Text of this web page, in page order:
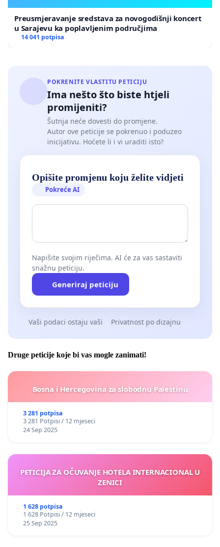
Preusmjeravanje sredstava za novogodišnji koncert
u Sarajevu ka poplavljenim područjima
14 041 potpisa
POKRENITE VLASTITU PETICIJU
Ima nešto što biste htjeli
promijeniti?
Šutnja neće dovesti do promjene.
Autor ove peticije se pokrenuo i poduzeo
inicijativu. Hoćete li i vi uraditi isto?
Opišite promjenu koju želite vidjeti
Pokreće AI
Napišite svojim riječima. AI će za vas sastaviti
snažnu peticiju.
Generiraj peticiju
Vaši podaci ostaju vaši Privatnost po dizajnu
Druge peticije koje bi vas mogle zanimati!
Bosna i Hercegovina za slobodnu Palestinu
3 281 potpisa
3 281 Potpisi / 12 mjeseci
24 Sep 2025
PETICIJA ZA OČUVANJE HOTELA INTERNACIONAL U
ZENICI
1 628 potpisa
1 628 Potpisi / 12 mjeseci
25 Sep 2025